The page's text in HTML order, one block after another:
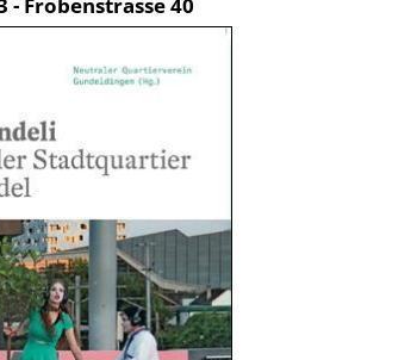
- Frobenstrasse 40